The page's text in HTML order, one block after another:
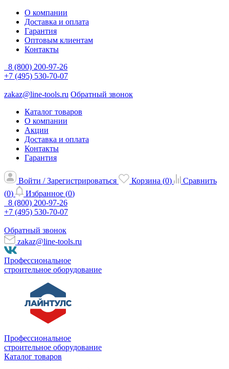
О компании
Доставка и оплата
Гарантия
Оптовым клиентам
Контакты
8 (800) 200-97-26
+7 (495) 530-70-07
zakaz@line-tools.ru Обратный звонок
Каталог товаров
О компании
Акции
Доставка и оплата
Контакты
Гарантия
Войти / Зарегистрироваться Корзина (0)
Сравнить
(0) Избранное (0)
8 (800) 200-97-26
+7 (495) 530-70-07
Обратный звонок
zakaz@line-tools.ru
Профессиональное
строительное оборудование
Профессиональное
строительное оборудование
Каталог товаров